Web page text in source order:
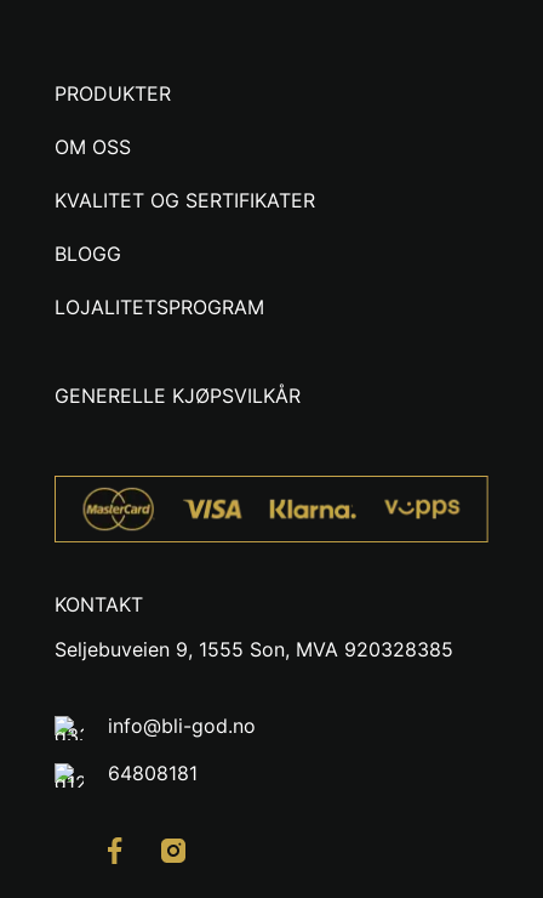
PRODUKTER
OM OSS
KVALITET OG SERTIFIKATER
BLOGG
LOJALITETSPROGRAM
GENERELLE KJØPSVILKÅR
KONTAKT
Seljebuveien 9, 1555 Son, MVA 920328385
info@bli-god.no
64808181